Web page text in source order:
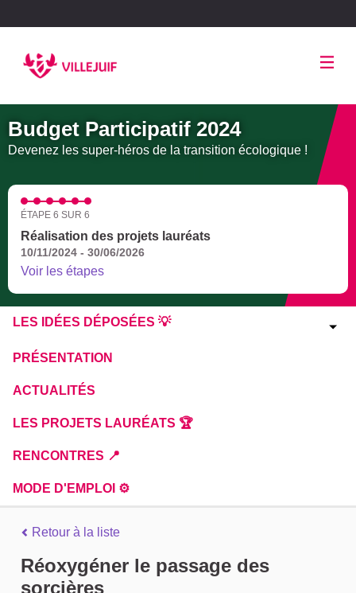
Budget Participatif 2024
Devenez les super-héros de la transition écologique !
ÉTAPE 6 SUR 6
Réalisation des projets lauréats
10/11/2024 - 30/06/2026
Voir les étapes
LES IDÉES DÉPOSÉES 💡
PRÉSENTATION
ACTUALITÉS
LES PROJETS LAURÉATS 🏆
RENCONTRES 📍
MODE D'EMPLOI ⚙️
Retour à la liste
Réoxygéner le passage des
sorcières